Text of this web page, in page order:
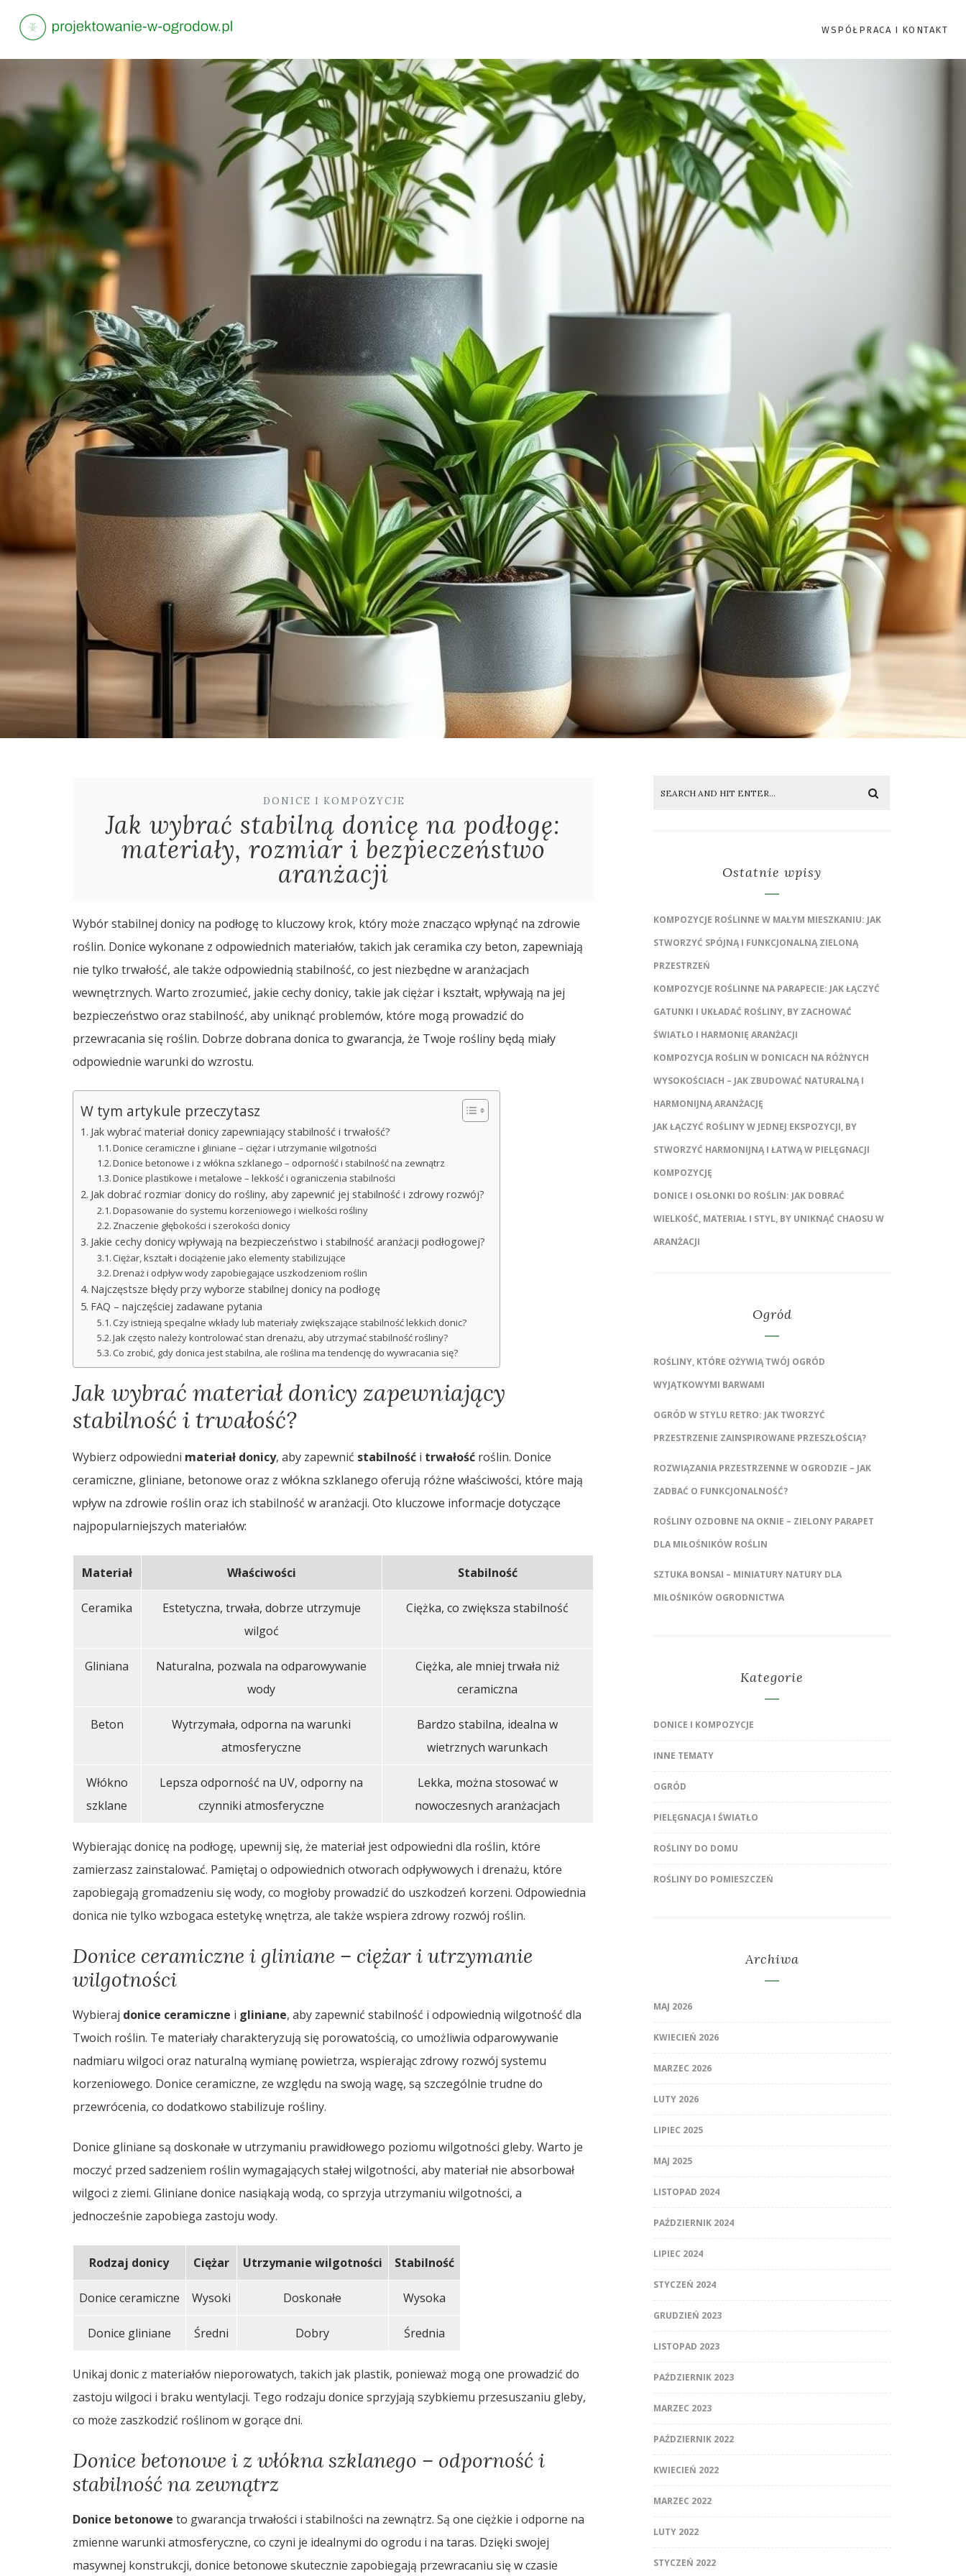
WSPÓŁPRACA I KONTAKT
DONICE I KOMPOZYCJE
Jak wybrać stabilną donicę na podłogę:
materiały, rozmiar i bezpieczeństwo
aranżacji
Wybór stabilnej donicy na podłogę to kluczowy krok, który może znacząco wpłynąć na zdrowie
roślin. Donice wykonane z odpowiednich materiałów, takich jak ceramika czy beton, zapewniają
nie tylko trwałość, ale także odpowiednią stabilność, co jest niezbędne w aranżacjach
wewnętrznych. Warto zrozumieć, jakie cechy donicy, takie jak ciężar i kształt, wpływają na jej
bezpieczeństwo oraz stabilność, aby uniknąć problemów, które mogą prowadzić do
przewracania się roślin. Dobrze dobrana donica to gwarancja, że Twoje rośliny będą miały
odpowiednie warunki do wzrostu.
W tym artykule przeczytasz
Jak wybrać materiał donicy zapewniający stabilność i trwałość?
Donice ceramiczne i gliniane – ciężar i utrzymanie wilgotności
Donice betonowe i z włókna szklanego – odporność i stabilność na zewnątrz
Donice plastikowe i metalowe – lekkość i ograniczenia stabilności
Jak dobrać rozmiar donicy do rośliny, aby zapewnić jej stabilność i zdrowy rozwój?
Dopasowanie do systemu korzeniowego i wielkości rośliny
Znaczenie głębokości i szerokości donicy
Jakie cechy donicy wpływają na bezpieczeństwo i stabilność aranżacji podłogowej?
Ciężar, kształt i dociążenie jako elementy stabilizujące
Drenaż i odpływ wody zapobiegające uszkodzeniom roślin
Najczęstsze błędy przy wyborze stabilnej donicy na podłogę
FAQ – najczęściej zadawane pytania
Czy istnieją specjalne wkłady lub materiały zwiększające stabilność lekkich donic?
Jak często należy kontrolować stan drenażu, aby utrzymać stabilność rośliny?
Co zrobić, gdy donica jest stabilna, ale roślina ma tendencję do wywracania się?
Jak wybrać materiał donicy zapewniający
stabilność i trwałość?
Wybierz odpowiedni materiał donicy, aby zapewnić stabilnośći trwałośćroślin. Donice
ceramiczne, gliniane, betonowe oraz z włókna szklanego oferują różne właściwości, które mają
wpływ na zdrowie roślin oraz ich stabilność w aranżacji. Oto kluczowe informacje dotyczące
najpopularniejszych materiałów:
Materiał Właściwości Stabilność
Ceramika
Estetyczna, trwała, dobrze utrzymuje
wilgoć
Ciężka, co zwiększa stabilność
Gliniana
Naturalna, pozwala na odparowywanie
wody
Ciężka, ale mniej trwała niż
ceramiczna
Beton
Wytrzymała, odporna na warunki
atmosferyczne
Bardzo stabilna, idealna w
wietrznych warunkach
Włókno
szklane
Lepsza odporność na UV, odporny na
czynniki atmosferyczne
Lekka, można stosować w
nowoczesnych aranżacjach
Wybierając donicę na podłogę, upewnij się, że materiał jest odpowiedni dla roślin, które
zamierzasz zainstalować. Pamiętaj o odpowiednich otworach odpływowych i drenażu, które
zapobiegają gromadzeniu się wody, co mogłoby prowadzić do uszkodzeń korzeni. Odpowiednia
donica nie tylko wzbogaca estetykę wnętrza, ale także wspiera zdrowy rozwój roślin.
Donice ceramiczne i gliniane – ciężar i utrzymanie
wilgotności
Wybieraj donice ceramiczne i gliniane, aby zapewnić stabilność i odpowiednią wilgotność dla
Twoich roślin. Te materiały charakteryzują się porowatością, co umożliwia odparowywanie
nadmiaru wilgoci oraz naturalną wymianę powietrza, wspierając zdrowy rozwój systemu
korzeniowego. Donice ceramiczne, ze względu na swoją wagę, są szczególnie trudne do
przewrócenia, co dodatkowo stabilizuje rośliny.
Donice gliniane są doskonałe w utrzymaniu prawidłowego poziomu wilgotności gleby. Warto je
moczyć przed sadzeniem roślin wymagających stałej wilgotności, aby materiał nie absorbował
wilgoci z ziemi. Gliniane donice nasiąkają wodą, co sprzyja utrzymaniu wilgotności, a
jednocześnie zapobiega zastoju wody.
Rodzaj donicy Ciężar Utrzymanie wilgotności Stabilność
Donice ceramiczne Wysoki Doskonałe Wysoka
Donice gliniane Średni Dobry Średnia
Unikaj donic z materiałów nieporowatych, takich jak plastik, ponieważ mogą one prowadzić do
zastoju wilgoci i braku wentylacji. Tego rodzaju donice sprzyjają szybkiemu przesuszaniu gleby,
co może zaszkodzić roślinom w gorące dni.
Donice betonowe i z włókna szklanego – odporność i
stabilność na zewnątrz
Donice betonowe to gwarancja trwałości i stabilności na zewnątrz. Są one ciężkie i odporne na
zmienne warunki atmosferyczne, co czyni je idealnymi do ogrodu i na taras. Dzięki swojej
masywnej konstrukcji, donice betonowe skutecznie zapobiegają przewracaniu się w czasie
Ostatnie wpisy
KOMPOZYCJE ROŚLINNE W MAŁYM MIESZKANIU: JAK
STWORZYĆ SPÓJNĄ I FUNKCJONALNĄ ZIELONĄ
PRZESTRZEŃ
KOMPOZYCJE ROŚLINNE NA PARAPECIE: JAK ŁĄCZYĆ
GATUNKI I UKŁADAĆ ROŚLINY, BY ZACHOWAĆ
ŚWIATŁO I HARMONIĘ ARANŻACJI
KOMPOZYCJA ROŚLIN W DONICACH NA RÓŻNYCH
WYSOKOŚCIACH – JAK ZBUDOWAĆ NATURALNĄ I
HARMONIJNĄ ARANŻACJĘ
JAK ŁĄCZYĆ ROŚLINY W JEDNEJ EKSPOZYCJI, BY
STWORZYĆ HARMONIJNĄ I ŁATWĄ W PIELĘGNACJI
KOMPOZYCJĘ
DONICE I OSŁONKI DO ROŚLIN: JAK DOBRAĆ
WIELKOŚĆ, MATERIAŁ I STYL, BY UNIKNĄĆ CHAOSU W
ARANŻACJI
Ogród
ROŚLINY, KTÓRE OŻYWIĄ TWÓJ OGRÓD
WYJĄTKOWYMI BARWAMI
OGRÓD W STYLU RETRO: JAK TWORZYĆ
PRZESTRZENIE ZAINSPIROWANE PRZESZŁOŚCIĄ?
ROZWIĄZANIA PRZESTRZENNE W OGRODZIE – JAK
ZADBAĆ O FUNKCJONALNOŚĆ?
ROŚLINY OZDOBNE NA OKNIE – ZIELONY PARAPET
DLA MIŁOŚNIKÓW ROŚLIN
SZTUKA BONSAI – MINIATURY NATURY DLA
MIŁOŚNIKÓW OGRODNICTWA
Kategorie
DONICE I KOMPOZYCJE
INNE TEMATY
OGRÓD
PIELĘGNACJA I ŚWIATŁO
ROŚLINY DO DOMU
ROŚLINY DO POMIESZCZEŃ
Archiwa
MAJ 2026
KWIECIEŃ 2026
MARZEC 2026
LUTY 2026
LIPIEC 2025
MAJ 2025
LISTOPAD 2024
PAŹDZIERNIK 2024
LIPIEC 2024
STYCZEŃ 2024
GRUDZIEŃ 2023
LISTOPAD 2023
PAŹDZIERNIK 2023
MARZEC 2023
PAŹDZIERNIK 2022
KWIECIEŃ 2022
MARZEC 2022
LUTY 2022
STYCZEŃ 2022